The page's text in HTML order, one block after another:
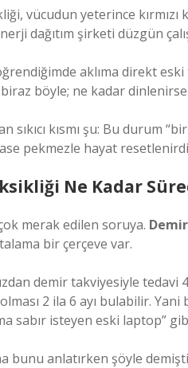
vücudun yeterince
dağıtım şirketi düzgün
aklıma direkt
böyle; ne kadar
sıkıcı kısmı şu: Bu durum
pekmezle hayat
Ne Kadar
merak edilen soruya.
bir çerçeve var.
demir takviyesiyle
2 ila 6 ayı bulabilir.
sabır isteyen eski laptop”
bunu anlatırken şöyle